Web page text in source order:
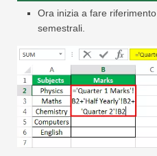
Ora inizia a fare
semestrali.